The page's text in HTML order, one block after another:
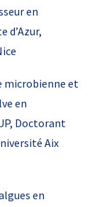
en
d’Azur,
microbienne et
en
Doctorant
Aix
en